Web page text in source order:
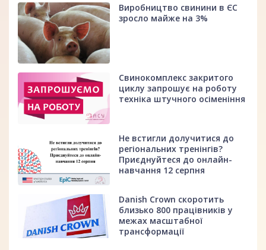
Виробництво свинини в ЄС
зросло майже на 3%
Свинокомплекс закритого
циклу запрошує на роботу
техніка штучного осіменіння
Не встигли долучитися до
регіональних тренінгів?
Приєднуйтеся до онлайн-
навчання 12 серпня
Danish Crown скоротить
близько 800 працівників у
межах масштабної
трансформації